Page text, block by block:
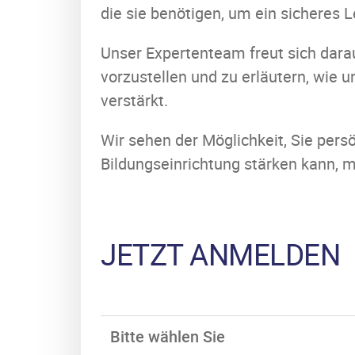
die sie benötigen, um ein sicheres
Unser Expertenteam freut sich
vorzustellen und zu erläutern, wie
verstärkt.
Wir sehen der Möglichkeit, Sie
Bildungseinrichtung stärken kann,
JETZT ANMELDEN
Bitte wählen Sie